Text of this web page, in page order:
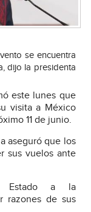
se encuentra
dijo la presidenta
este lunes que
visita a México
11 de junio.
aseguró que los
sus vuelos ante
Estado a la
razones de sus